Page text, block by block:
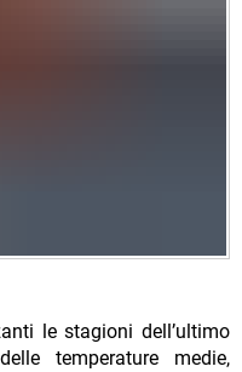
le stagioni dell’ultimo
temperature medie,